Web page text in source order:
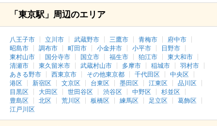
「東京駅」周辺のエリア
八王子市 立川市 武蔵野市 三鷹市 青梅市
府中市
昭島市
調布市 町田市 小金井市 小平市
日野市
東村山市
国分寺市 国立市 福生市 狛江市
東大和市
清瀬市
東久留米市 武蔵村山市 多摩市 稲城市
羽村市
あきる野市
西東京市 その他東京都 千代田区
中央区
港区
新宿区 文京区 台東区 墨田区 江東区
品川区
目黒区
大田区 世田谷区 渋谷区 中野区
杉並区
豊島区
北区 荒川区 板橋区 練馬区 足立区
葛飾区
江戸川区